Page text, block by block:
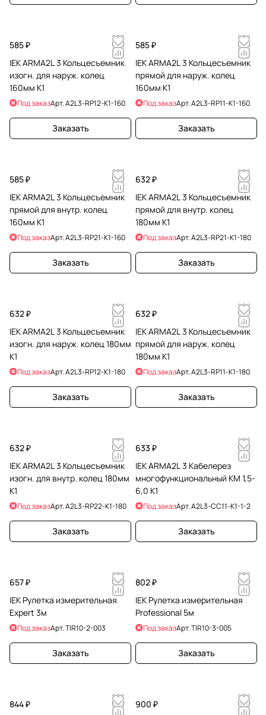
585 ₽
IEK ARMA2L 3 Кольцесъемник
изогн. для наруж. колец
160мм К1
Под заказАрт.A2L3-RP12-K1-160
Заказать
585 ₽
IEK ARMA2L 3 Кольцесъемник
прямой для наруж. колец
160мм К1
Под заказАрт.A2L3-RP11-K1-160
Заказать
585 ₽
IEK ARMA2L 3 Кольцесъемник
прямой для внутр. колец
160мм К1
Под заказАрт.A2L3-RP21-K1-160
Заказать
632 ₽
IEK ARMA2L 3 Кольцесъемник
прямой для внутр. колец
180мм К1
Под заказАрт.A2L3-RP21-K1-180
Заказать
632 ₽
IEK ARMA2L 3 Кольцесъемник
изогн. для наруж. колец 180мм
К1
Под заказАрт.A2L3-RP12-K1-180
Заказать
632 ₽
IEK ARMA2L 3 Кольцесъемник
прямой для наруж. колец
180мм К1
Под заказАрт.A2L3-RP11-K1-180
Заказать
632 ₽
IEK ARMA2L 3 Кольцесъемник
изогн. для внутр. колец 180мм
К1
Под заказАрт.A2L3-RP22-K1-180
Заказать
633 ₽
IEK ARMA2L 3 Кабелерез
многофункциональный КМ 1,5-
6,0 К1
Под заказАрт.A2L3-CC11-K1-1-2
Заказать
657 ₽
IEK Рулетка измерительная
Expert 3м
Под заказАрт.TIR10-2-003
Заказать
802 ₽
IEK Рулетка измерительная
Professional 5м
Под заказАрт.TIR10-3-005
Заказать
844 ₽
900 ₽